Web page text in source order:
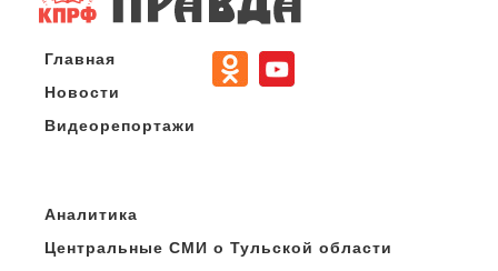
Главная
Новости
Видеорепортажи
Аналитика
Центральные СМИ о Тульской области